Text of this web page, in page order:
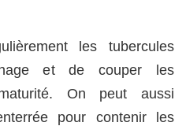
les tubercules
et de couper les
On peut aussi
pour contenir les